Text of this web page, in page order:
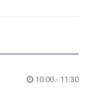
10:00 - 11:30